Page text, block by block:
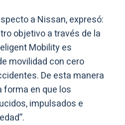
a Nissan, expresó:
objetivo a través de la
Mobility es
movilidad con cero
De esta manera
en que los
impulsados e